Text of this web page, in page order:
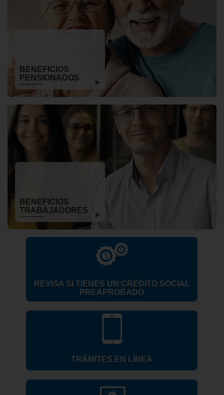
BENEFICIOS
PENSIONADOS
BENEFICIOS
TRABAJADORES
REVISA SI TIENES UN CRÉDITO SOCIAL
PREAPROBADO
TRÁMITES EN LÍNEA